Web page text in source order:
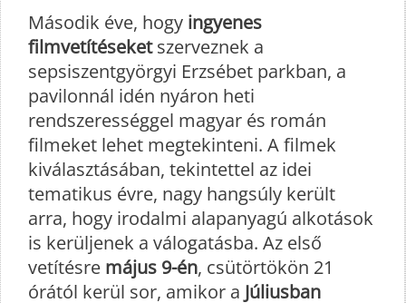
Második éve, hogy ingyenes
filmvetítéseketszerveznek a
sepsiszentgyörgyi Erzsébet parkban, a
pavilonnál idén nyáron heti
rendszerességgel magyar és román
filmeket lehet megtekinteni. A filmek
kiválasztásában, tekintettel az idei
tematikus évre, nagy hangsúly került
arra, hogy irodalmi alapanyagú alkotások
is kerüljenek a válogatásba. Az első
vetítésre május 9-én, csütörtökön 21
órától kerül sor, amikor a Júliusban